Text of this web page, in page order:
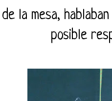
la mesa,
posible